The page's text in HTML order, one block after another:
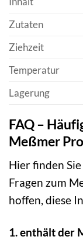
Zutaten
Ziehzeit
Temperatur
Lagerung
FAQ –
Meßmer
Hier finden
Fragen zum
hoffen, diese
1. enthält der